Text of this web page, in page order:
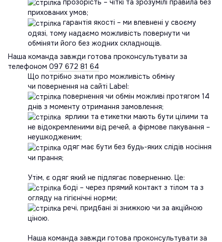
прозорість – чіткі та зрозумілі правила без
прихованих умов;
гарантія якості – ми впевнені у своєму
одязі, тому надаємо можливість повернути чи
обміняти його без жодних складнощів.
Наша команда завжди готова проконсультувати за
телефоном 097 672 81 64
Що потрібно знати про можливість обміну
чи повернення на сайті Label:
повернення чи обмін можливі протягом 14
днів з моменту отримання замовлення;
ярлики та етикетки мають бути цілими та
не відокремленими від речей, а фірмове пакування –
неушкодженим;
одяг має бути без будь-яких слідів носіння
чи прання;
Утім, є одяг який не підлягає поверненню. Це:
боді – через прямий контакт з тілом та з
огляду на гігієнічні норми;
речі, придбані зі знижкою чи за акційною
ціною.
Наша команда завжди готова проконсультувати за